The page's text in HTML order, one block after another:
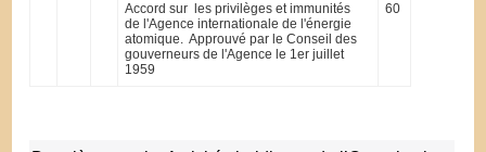
Accord sur les privilèges et immunités
de l'Agence internationale de l'énergie
atomique. Approuvé par le Conseil des
gouverneurs de l'Agence le 1er juillet
1959
60